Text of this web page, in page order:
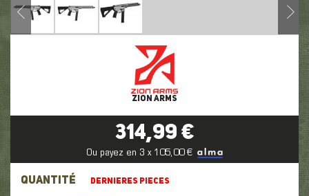
ZION ARMS
314,99 €
Ou payez en 3 x 105,00 €
QUANTITÉ DERNIERES PIECES